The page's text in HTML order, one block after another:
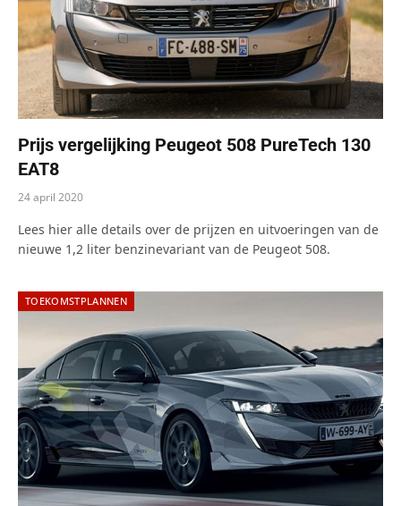
Prijs vergelijking Peugeot 508 PureTech 130
EAT8
24 april 2020
Lees hier alle details over de prijzen en uitvoeringen van de
nieuwe 1,2 liter benzinevariant van de Peugeot 508.
TOEKOMSTPLANNEN